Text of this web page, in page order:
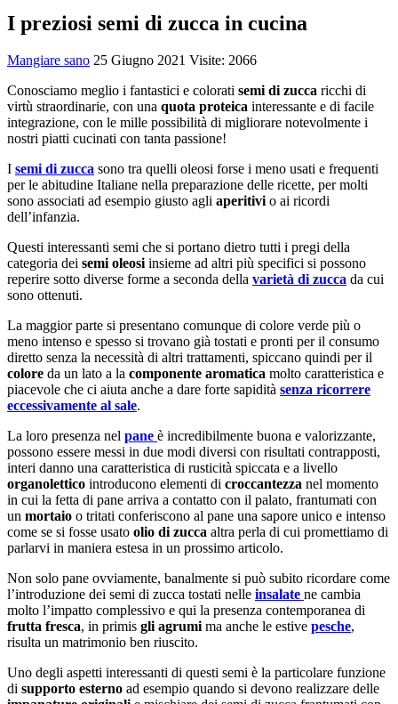
I preziosi semi di zucca in cucina
Mangiare sano 25 Giugno 2021 Visite: 2066
Conosciamo meglio i fantastici e colorati semi di zucca ricchi di
virtù straordinarie, con una quota proteica interessante e di facile
integrazione, con le mille possibilità di migliorare notevolmente i
nostri piatti cucinati con tanta passione!
I semi di zucca sono tra quelli oleosi forse i meno usati e frequenti
per le abitudine Italiane nella preparazione delle ricette, per molti
sono associati ad esempio giusto agli aperitivio ai ricordi
dell’infanzia.
Questi interessanti semi che si portano dietro tutti i pregi della
categoria dei semi oleosiinsieme ad altri più specifici si possono
reperire sotto diverse forme a seconda della varietà di zucca da cui
sono ottenuti.
La maggior parte si presentano comunque di colore verde più o
meno intenso e spesso si trovano già tostati e pronti per il consumo
diretto senza la necessità di altri trattamenti, spiccano quindi per il
colore da un lato a la componente aromatica molto caratteristica e
piacevole che ci aiuta anche a dare forte sapidità senza ricorrere
eccessivamente al sale.
La loro presenza nel pane è incredibilmente buona e valorizzante,
possono essere messi in due modi diversi con risultati contrapposti,
interi danno una caratteristica di rusticità spiccata e a livello
organolettico introducono elementi di croccantezza nel momento
in cui la fetta di pane arriva a contatto con il palato, frantumati con
un mortaio o tritati conferiscono al pane una sapore unico e intenso
come se si fosse usato olio di zucca altra perla di cui promettiamo di
parlarvi in maniera estesa in un prossimo articolo.
Non solo pane ovviamente, banalmente si può subito ricordare come
l’introduzione dei semi di zucca tostati nelle insalate ne cambia
molto l’impatto complessivo e qui la presenza contemporanea di
frutta fresca, in primis gli agrumima anche le estive pesche,
risulta un matrimonio ben riuscito.
Uno degli aspetti interessanti di questi semi è la particolare funzione
di supporto esterno ad esempio quando si devono realizzare delle